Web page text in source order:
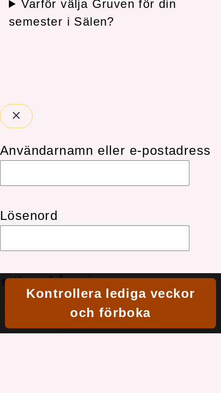
Varför välja Gruven för din
semester i Sälen?
Kontrollera lediga veckor
och förboka
Användarnamn eller e-postadress
Lösenord
Kom ihåg mig